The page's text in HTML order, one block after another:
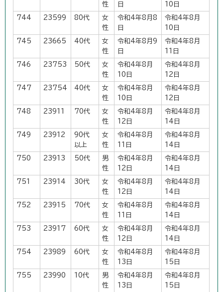
性
日
10日
744 23599 80代
女
性
令和4年8月8
日
令和4年8月
10日
745 23665 40代
女
性
令和4年8月9
日
令和4年8月
11日
746 23753 50代
女
性
令和4年8月
10日
令和4年8月
12日
747 23754 40代
女
性
令和4年8月
10日
令和4年8月
12日
748 23911 70代
女
性
令和4年8月
12日
令和4年8月
14日
749 23912
90代
以上
女
性
令和4年8月
11日
令和4年8月
14日
750 23913 50代
男
性
令和4年8月
12日
令和4年8月
14日
751 23914 30代
女
性
令和4年8月
12日
令和4年8月
14日
752 23915 70代
女
性
令和4年8月
11日
令和4年8月
14日
753 23917 60代
女
性
令和4年8月
12日
令和4年8月
14日
754 23989 60代
女
性
令和4年8月
13日
令和4年8月
15日
755 23990 10代
男
性
令和4年8月
13日
令和4年8月
15日